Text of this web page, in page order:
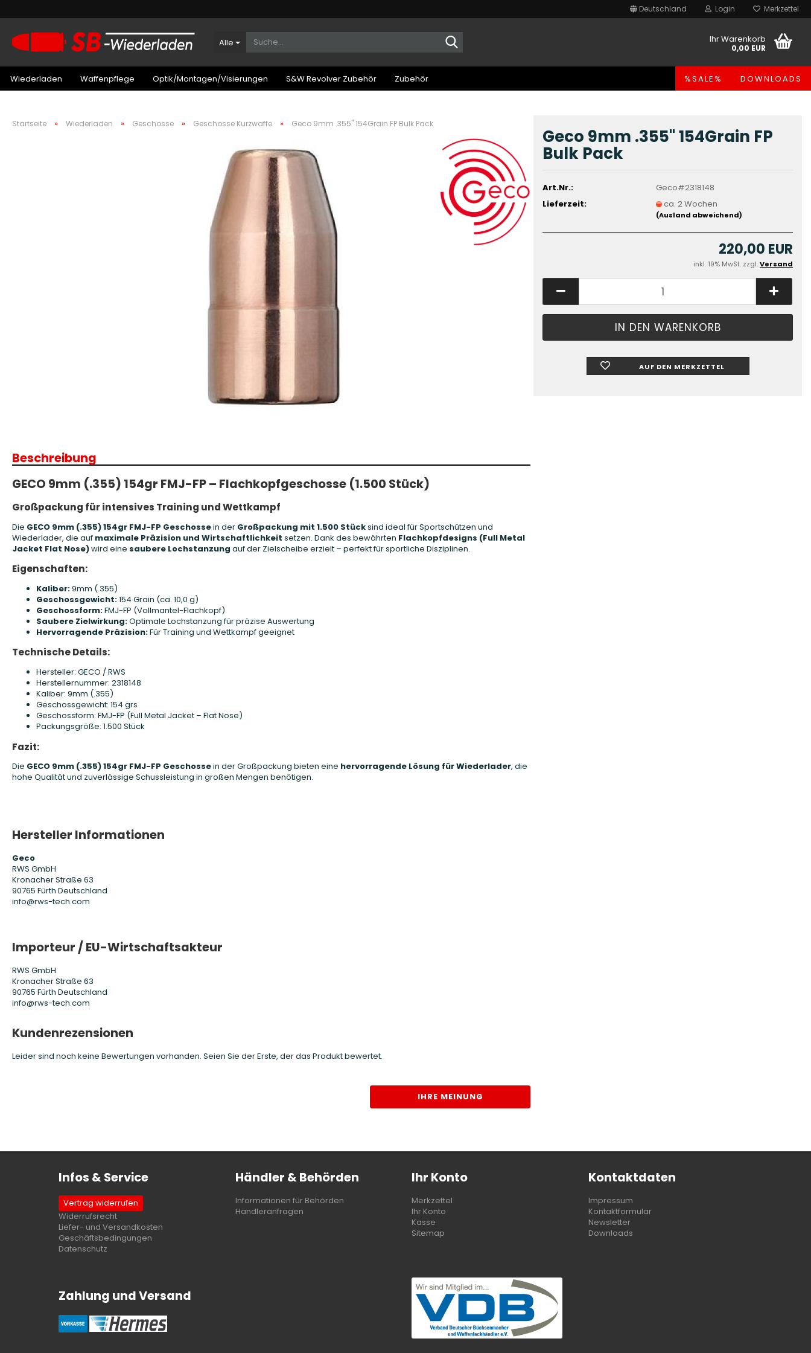
Deutschland Login Merkzettel
Alle
Suche... Ihr Warenkorb
0,00 EUR
Wiederladen
Armanov Dillon Zubehör
Ladepressen
Ladepressen Zubehör
Uniqutek Dillon Zubehör
Geschosse Kurzwaffe
Waffenpflege Optik/Montagen/Visierungen S&W Revolver Zubehör Zubehör %SALE% DOWNLOADS
Startseite » Wiederladen » Geschosse » Geschosse Kurzwaffe » Geco 9mm .355" 154Grain FP Bulk Pack
Geco 9mm .355" 154Grain FP
Bulk Pack
Art.Nr.:
Geco#2318148
Lieferzeit:
ca. 2 Wochen
(Ausland abweichend)
220,00 EUR
inkl. 19% MwSt. zzgl.Versand
AUF DEN MERKZETTEL
Beschreibung
GECO 9mm (.355) 154gr FMJ-FP – Flachkopfgeschosse (1.500 Stück)
Großpackung für intensives Training und Wettkampf
Die GECO 9mm (.355) 154gr FMJ-FP Geschossein der Großpackung mit 1.500 Stücksind ideal für Sportschützen und
Wiederlader, die auf maximale Präzision und Wirtschaftlichkeit setzen. Dank des bewährten Flachkopfdesigns (Full Metal
Jacket Flat Nose)wird eine saubere Lochstanzung auf der Zielscheibe erzielt – perfekt für sportliche Disziplinen.
Eigenschaften:
Kaliber:9mm (.355)
Geschossgewicht:154 Grain (ca. 10,0 g)
Geschossform:FMJ-FP (Vollmantel-Flachkopf)
Saubere Zielwirkung:Optimale Lochstanzung für präzise Auswertung
Hervorragende Präzision:Für Training und Wettkampf geeignet
Technische Details:
Hersteller: GECO / RWS
Herstellernummer: 2318148
Kaliber: 9mm (.355)
Geschossgewicht: 154 grs
Geschossform: FMJ-FP (Full Metal Jacket – Flat Nose)
Packungsgröße: 1.500 Stück
Fazit:
Die GECO 9mm (.355) 154gr FMJ-FP Geschossein der Großpackung bieten eine hervorragende Lösung für Wiederlader, die
hohe Qualität und zuverlässige Schussleistung in großen Mengen benötigen.
Hersteller Informationen
Geco
RWS GmbH
Kronacher Straße 63
90765 Fürth Deutschland
info@rws-tech.com
Importeur / EU-Wirtschaftsakteur
RWS GmbH
Kronacher Straße 63
90765 Fürth Deutschland
info@rws-tech.com
Kundenrezensionen
Leider sind noch keine Bewertungen vorhanden. Seien Sie der Erste, der das Produkt bewertet.
IHRE MEINUNG
Infos & Service
Vertrag widerrufen
Widerrufsrecht
Liefer- und Versandkosten
Geschäftsbedingungen
Datenschutz
Händler & Behörden
Informationen für Behörden
Händleranfragen
Ihr Konto
Merkzettel
Ihr Konto
Kasse
Sitemap
Kontaktdaten
Impressum
Kontaktformular
Newsletter
Downloads
Zahlung und Versand